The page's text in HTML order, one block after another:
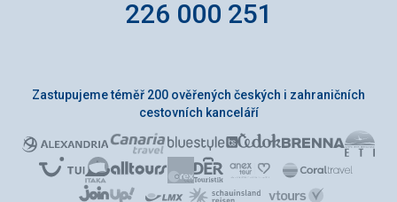
226 000 251
Zastupujeme téměř 200 ověřených českých i zahraničních
cestovních kanceláří